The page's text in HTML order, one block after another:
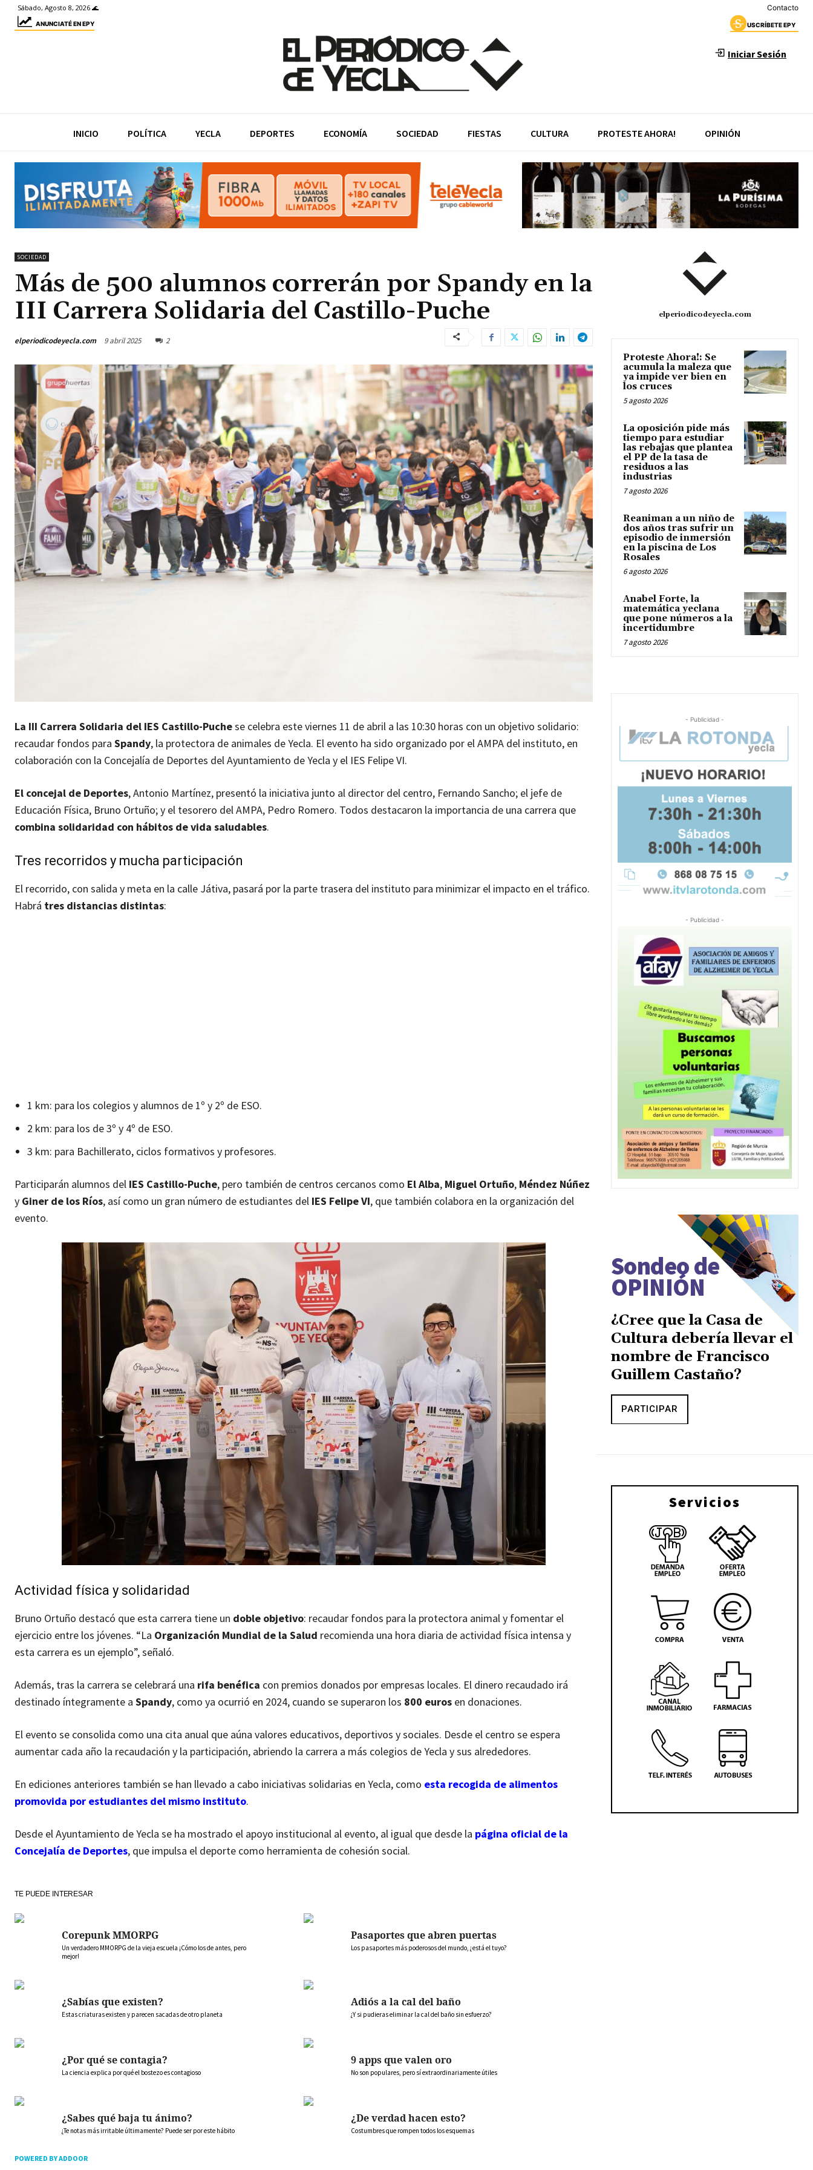
Sábado, Agosto 8, 2026 🌊 Contacto
ANUNCIATÉ EN EPY USCRÍBETE EPY
Iniciar Sesión
INICIO POLÍTICA YECLA DEPORTES ECONOMÍA SOCIEDAD FIESTAS CULTURA PROTESTE AHORA! OPINIÓN
SOCIEDAD
Más de 500 alumnos correrán por Spandy en la
III Carrera Solidaria del Castillo-Puche
elperiodicodeyecla.com 9 abril 2025 2
La III Carrera Solidaria del IES Castillo-Puchese celebra este viernes 11 de abril a las 10:30 horas con un objetivo solidario:
recaudar fondos para Spandy, la protectora de animales de Yecla. El evento ha sido organizado por el AMPA del instituto, en
colaboración con la Concejalía de Deportes del Ayuntamiento de Yecla y el IES Felipe VI.
El concejal de Deportes, Antonio Martínez, presentó la iniciativa junto al director del centro, Fernando Sancho; el jefe de
Educación Física, Bruno Ortuño; y el tesorero del AMPA, Pedro Romero. Todos destacaron la importancia de una carrera que
combina solidaridad con hábitos de vida saludables.
Tres recorridos y mucha participación
El recorrido, con salida y meta en la calle Játiva, pasará por la parte trasera del instituto para minimizar el impacto en el tráfico.
Habrá tres distancias distintas:
1 km: para los colegios y alumnos de 1º y 2º de ESO.
2 km: para los de 3º y 4º de ESO.
3 km: para Bachillerato, ciclos formativos y profesores.
Participarán alumnos del IES Castillo-Puche, pero también de centros cercanos como El Alba, Miguel Ortuño, Méndez Núñez
y Giner de los Ríos, así como un gran número de estudiantes del IES Felipe VI, que también colabora en la organización del
evento.
Actividad física y solidaridad
Bruno Ortuño destacó que esta carrera tiene un doble objetivo: recaudar fondos para la protectora animal y fomentar el
ejercicio entre los jóvenes. “La Organización Mundial de la Salud recomienda una hora diaria de actividad física intensa y
esta carrera es un ejemplo”, señaló.
Además, tras la carrera se celebrará una rifa benéfica con premios donados por empresas locales. El dinero recaudado irá
destinado íntegramente a Spandy, como ya ocurrió en 2024, cuando se superaron los 800 euros en donaciones.
El evento se consolida como una cita anual que aúna valores educativos, deportivos y sociales. Desde el centro se espera
aumentar cada año la recaudación y la participación, abriendo la carrera a más colegios de Yecla y sus alrededores.
En ediciones anteriores también se han llevado a cabo iniciativas solidarias en Yecla, como esta recogida de alimentos
promovida por estudiantes del mismo instituto.
Desde el Ayuntamiento de Yecla se ha mostrado el apoyo institucional al evento, al igual que desde la página oficial de la
Concejalía de Deportes, que impulsa el deporte como herramienta de cohesión social.
TE PUEDE INTERESAR
Corepunk MMORPG
Un verdadero MMORPG de la vieja escuela ¡Cómo los de antes, pero
mejor!
Pasaportes que abren puertas
Los pasaportes más poderosos del mundo, ¿está el tuyo?
¿Sabías que existen?
Estas criaturas existen y parecen sacadas de otro planeta
Adiós a la cal del baño
¿Y si pudieras eliminar la cal del baño sin esfuerzo?
¿Por qué se contagia?
La ciencia explica por qué el bostezo es contagioso
9 apps que valen oro
No son populares, pero sí extraordinariamente útiles
¿Sabes qué baja tu ánimo?
¿Te notas más irritable últimamente? Puede ser por este hábito
¿De verdad hacen esto?
Costumbres que rompen todos los esquemas
POWERED BY ADDOOR
elperiodicodeyecla.com
Proteste Ahora!: Se
acumula la maleza que
ya impide ver bien en
los cruces
5 agosto 2026
La oposición pide más
tiempo para estudiar
las rebajas que plantea
el PP de la tasa de
residuos a las
industrias
7 agosto 2026
Reaniman a un niño de
dos años tras sufrir un
episodio de inmersión
en la piscina de Los
Rosales
6 agosto 2026
Anabel Forte, la
matemática yeclana
que pone números a la
incertidumbre
7 agosto 2026
- Publicidad -
- Publicidad -
Sondeo de
OPINIÓN
¿Cree que la Casa de
Cultura debería llevar el
nombre de Francisco
Guillem Castaño?
PARTICIPAR
Servicios